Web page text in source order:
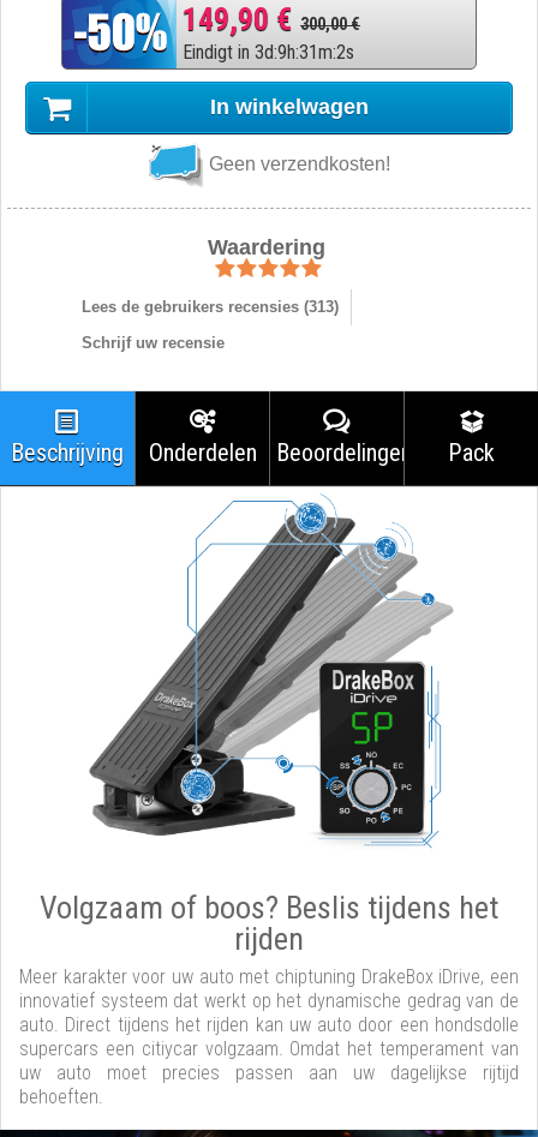
149,90 € 300,00 €
Eindigt in 3d:9h:31m:1s
In winkelwagen
Geen verzendkosten!
Waardering
Lees de gebruikers recensies (313)
Schrijf uw recensie
Beschrijving Onderdelen Beoordelingen Pack
Volgzaam of boos? Beslis tijdens het
rijden
Meer karakter voor uw auto met chiptuning DrakeBox iDrive, een
innovatief systeem dat werkt op het dynamische gedrag van de
auto. Direct tijdens het rijden kan uw auto door een hondsdolle
supercars een citiycar volgzaam. Omdat het temperament van
uw auto moet precies passen aan uw dagelijkse rijtijd
behoeften.